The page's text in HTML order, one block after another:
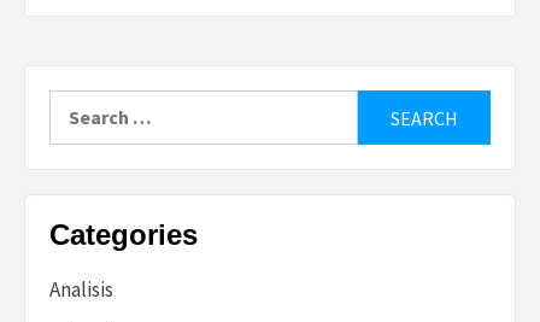
Categories
Analisis